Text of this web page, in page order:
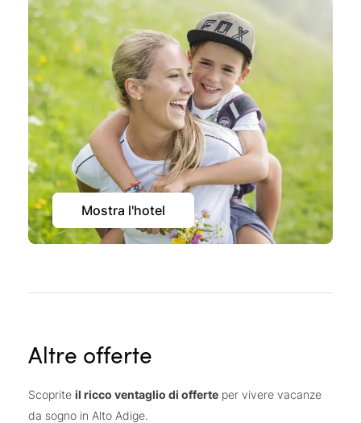
Mostra l'hotel
Altre offerte
Scoprite il ricco ventaglio di offerte per vivere vacanze
da sogno in Alto Adige.